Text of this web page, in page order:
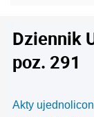
Dziennik
poz. 291
Akty